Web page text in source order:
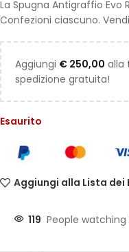
La Spugna Antigraffio Evo
Confezioni ciascuno.
Aggiungi € 250,00 alla
spedizione gratuita!
Esaurito
Aggiungi alla Lista dei
119 People